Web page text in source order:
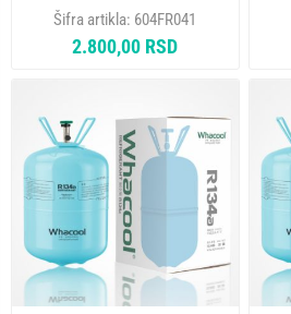
Šifra artikla: 604FR041
2.800,00 RSD